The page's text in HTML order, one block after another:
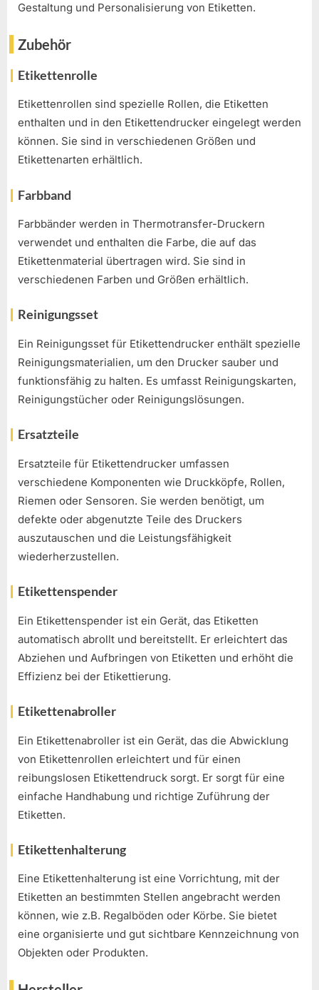
Gestaltung und Personalisierung von Etiketten.
Zubehör
Etikettenrolle
Etikettenrollen sind spezielle Rollen, die Etiketten
enthalten und in den Etikettendrucker eingelegt werden
können. Sie sind in verschiedenen Größen und
Etikettenarten erhältlich.
Farbband
Farbbänder werden in Thermotransfer-Druckern
verwendet und enthalten die Farbe, die auf das
Etikettenmaterial übertragen wird. Sie sind in
verschiedenen Farben und Größen erhältlich.
Reinigungsset
Ein Reinigungsset für Etikettendrucker enthält spezielle
Reinigungsmaterialien, um den Drucker sauber und
funktionsfähig zu halten. Es umfasst Reinigungskarten,
Reinigungstücher oder Reinigungslösungen.
Ersatzteile
Ersatzteile für Etikettendrucker umfassen
verschiedene Komponenten wie Druckköpfe, Rollen,
Riemen oder Sensoren. Sie werden benötigt, um
defekte oder abgenutzte Teile des Druckers
auszutauschen und die Leistungsfähigkeit
wiederherzustellen.
Etikettenspender
Ein Etikettenspender ist ein Gerät, das Etiketten
automatisch abrollt und bereitstellt. Er erleichtert das
Abziehen und Aufbringen von Etiketten und erhöht die
Effizienz bei der Etikettierung.
Etikettenabroller
Ein Etikettenabroller ist ein Gerät, das die Abwicklung
von Etikettenrollen erleichtert und für einen
reibungslosen Etikettendruck sorgt. Er sorgt für eine
einfache Handhabung und richtige Zuführung der
Etiketten.
Etikettenhalterung
Eine Etikettenhalterung ist eine Vorrichtung, mit der
Etiketten an bestimmten Stellen angebracht werden
können, wie z.B. Regalböden oder Körbe. Sie bietet
eine organisierte und gut sichtbare Kennzeichnung von
Objekten oder Produkten.